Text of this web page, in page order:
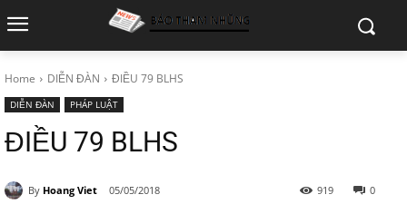
Home DIỄN ĐÀN ĐIỀU 79 BLHS
DIỄN ĐÀN PHÁP LUẬT
ĐIỀU 79 BLHS
By Hoang Viet 05/05/2018 0
919